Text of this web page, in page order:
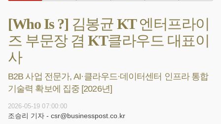
[Who Is ?] 김봉균 KT 엔터프라이
즈 부문장 겸 KT클라우드 대표이
사
B2B 사업 전문가, AI·클라우드·데이터센터 인프라 통합
기술력 확보에 집중 [2026년]
2026-05-19 07:00:00
조승리 기자 - csr@businesspost.co.kr